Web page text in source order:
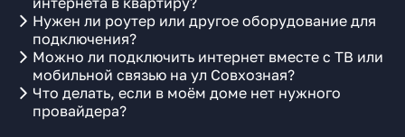
Нужен ли роутер или другое оборудование для
подключения?
Можно ли подключить интернет вместе с ТВ или
мобильной связью на ул Совхозная?
Что делать, если в моём доме нет нужного
провайдера?